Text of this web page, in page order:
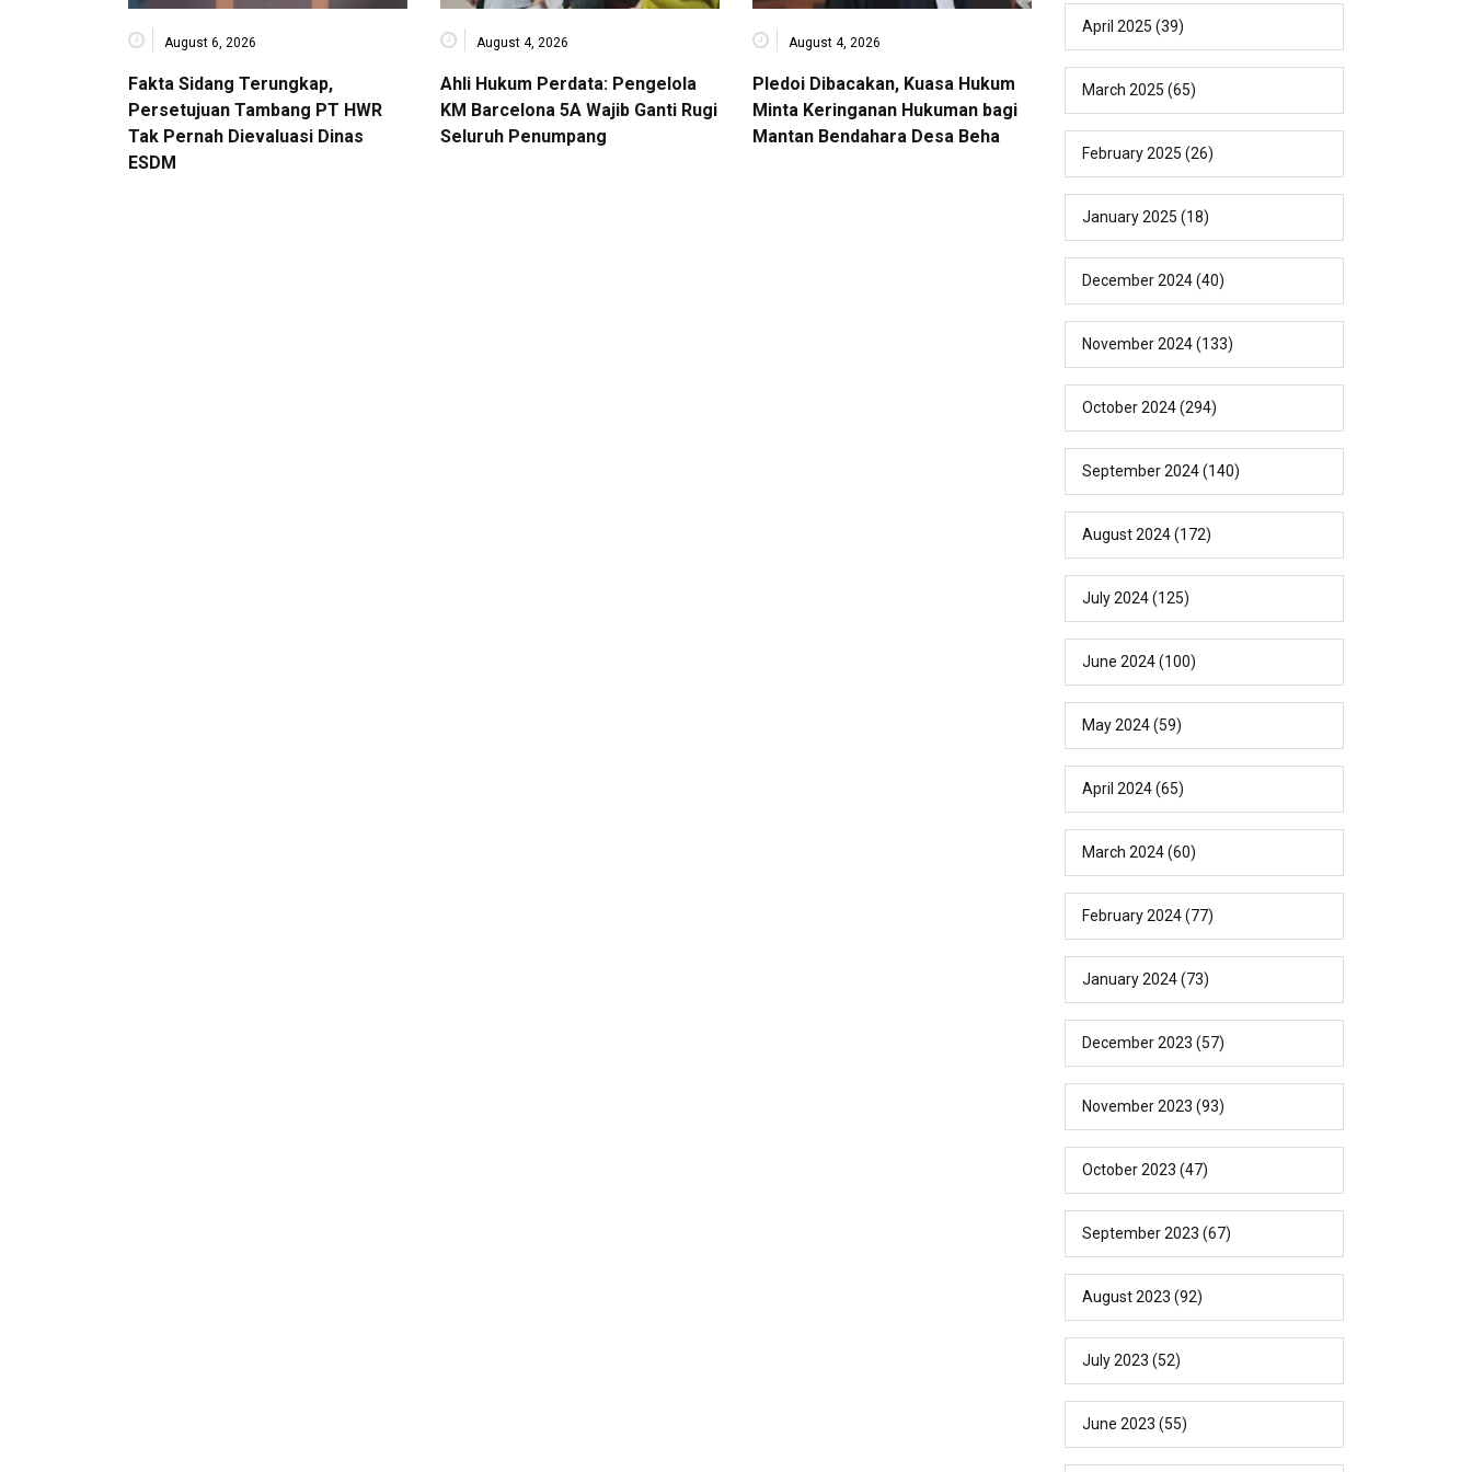
August 6, 2026
Fakta Sidang Terungkap,
Persetujuan Tambang PT HWR
Tak Pernah Dievaluasi Dinas
ESDM
August 4, 2026
Ahli Hukum Perdata: Pengelola
KM Barcelona 5A Wajib Ganti Rugi
Seluruh Penumpang
August 4, 2026
Pledoi Dibacakan, Kuasa Hukum
Minta Keringanan Hukuman bagi
Mantan Bendahara Desa Beha
April 2025 (39)
March 2025 (65)
February 2025 (26)
January 2025 (18)
December 2024(40)
November 2024(133)
October 2024(294)
September 2024(140)
August 2024(172)
July 2024(125)
June 2024(100)
May 2024(59)
April 2024(65)
March 2024(60)
February 2024(77)
January 2024(73)
December 2023 (57)
November 2023 (93)
October 2023 (47)
September 2023 (67)
August 2023 (92)
July 2023 (52)
June 2023 (55)